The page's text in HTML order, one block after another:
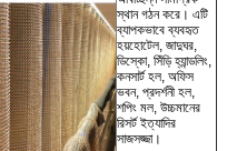
স্থান গঠন করে। এটি
ব্যাপকভাবে ব্যবহৃত
হয়হোটেল, জাদুঘর,
ডিস্কো, সিঁড়ি হ্যান্ডলিং,
কনসার্ট হল, অফিস
ভবন, প্রদর্শনী হল,
শপিং মল, উচ্চমানের
রিসর্ট ইত্যাদির
সাজসজ্জা।